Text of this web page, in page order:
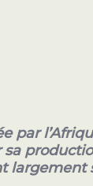
par
largement